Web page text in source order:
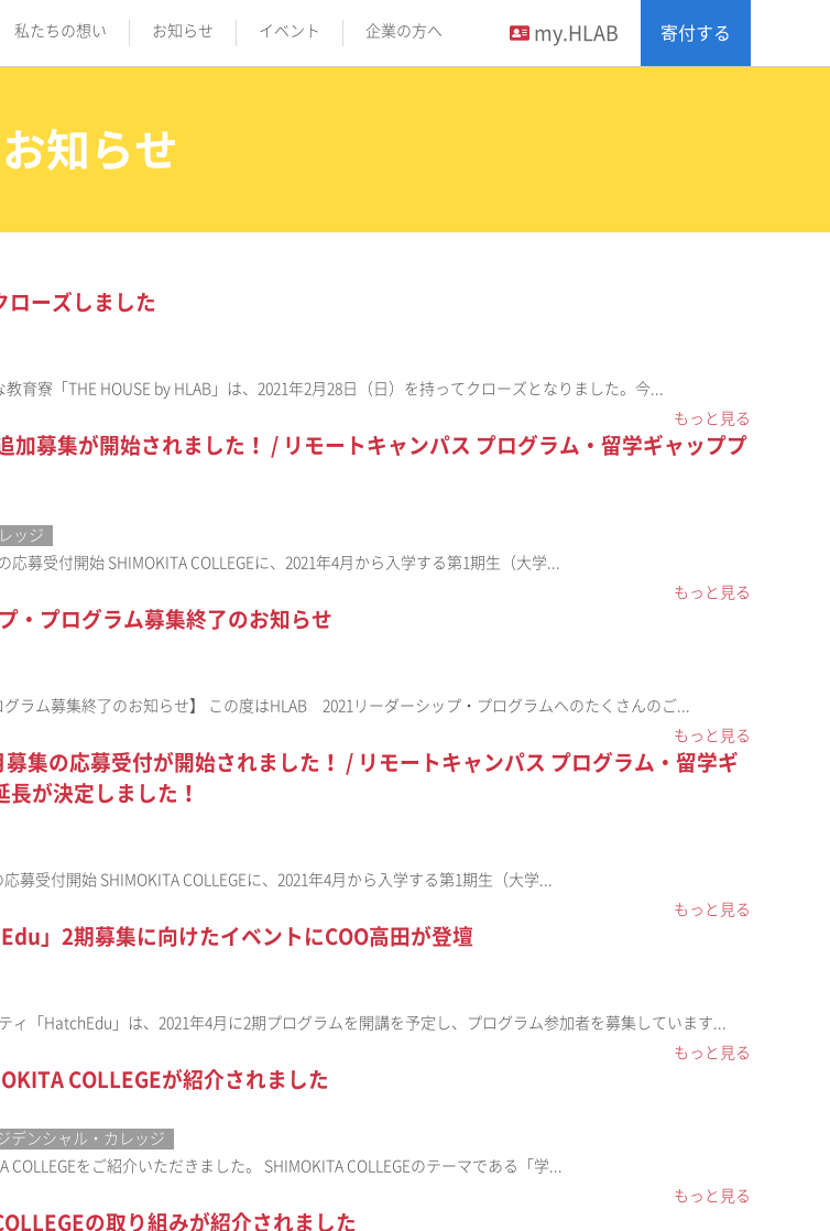
私たちの想い お知らせ イベント 企業の方へ my.HLAB 寄付する
お知らせ
ローズしました
育寮「THE HOUSE by HLAB」は、2021年2月28日（日）を持ってクローズとなりました。今...
もっと見る
加募集が開始されました！ / リモートキャンパス プログラム・留学ギャッププ
ッジ
募受付開始 SHIMOKITA COLLEGEに、2021年4月から入学する第1期生（大学...
もっと見る
・プログラム募集終了のお知らせ
グラム募集終了のお知らせ】 この度はHLAB 2021リーダーシップ・プログラムへのたくさんのご...
もっと見る
募集の応募受付が開始されました！ / リモートキャンパス プログラム・留学ギ
が決定しました！
募受付開始 SHIMOKITA COLLEGEに、2021年4月から入学する第1期生（大学...
もっと見る
」2期募集に向けたイベントにCOO高田が登壇
ィ「HatchEdu」は、2021年4月に2期プログラムを開講を予定し、プログラム参加者を募集しています...
もっと見る
COLLEGEが紹介されました
ジデンシャル・カレッジ
をご紹介いただきました。 SHIMOKITA COLLEGEのテーマである「学...
もっと見る
の取り組みが紹介されました